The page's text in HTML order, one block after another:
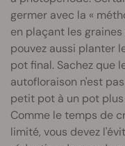
germer avec la «
en plaçant les
pouvez aussi planter
pot final. Sachez que
autofloraison n'est
petit pot à un pot
Comme le temps de
limité, vous devez